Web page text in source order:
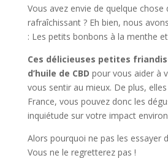
Vous avez envie de quelque chose
rafraîchissant ? Eh bien, nous
: Les petits bonbons à la menthe
Ces délicieuses petites
d’huile de CBD pour vous aider à
vous sentir au mieux. De plus,
France, vous pouvez donc les
inquiétude sur votre impact
Alors pourquoi ne pas les essayer
Vous ne le regretterez pas !